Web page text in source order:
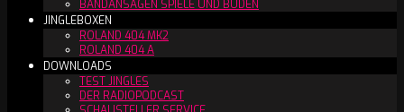
BANDANSAGEN SPIELE UND BUDEN
JINGLEBOXEN
ROLAND 404 MK2
ROLAND 404 A
DOWNLOADS
TEST JINGLES
DER RADIOPODCAST